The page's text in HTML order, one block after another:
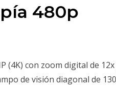
480p
(4K) con zoom digital de
de visión diagonal de